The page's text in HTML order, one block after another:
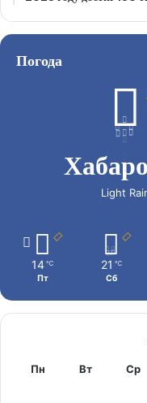
Погода
Light
14 ℃
Пт
21 ℃
Сб
Пн Вт Ср